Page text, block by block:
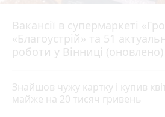
Вакансії в супермаркеті
«Благоустрій» та 51
роботи у Вінниці (оновлено)
4 серпня 2026 р.
Знайшов чужу картку і купив
майже на 20 тисяч гривень